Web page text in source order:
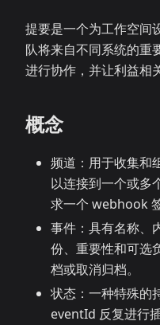
提要是一个为工作空间
队将来自不同系统的重
进行协作，并让利益相
概念
频道：用于收集和
以连接到一个或多
求一个 webhook 签
事件：具有名称、
份、重要性和可选
档或取消归档。
状态：一种特殊的
eventId 反复进行